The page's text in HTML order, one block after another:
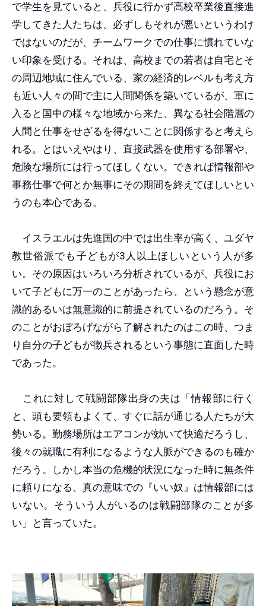
で学生を見ていると、兵役に行かず高校卒業後直接進
学してきた人たちは、必ずしもそれが悪いというわけ
ではないのだが、チームワークでの仕事に慣れていな
い印象を受ける。それは、高校までの若者は自宅とそ
の周辺地域に住んでいる、家の経済的レベルも考え方
も近い人々の間で主に人間関係を築いているが、軍に
入ると国中の様々な地域から来た、異なる社会階層の
人間と仕事をせざるを得ないことに関係すると考えら
れる。とはいえやはり、直接武器を使用する部署や、
危険な場所には行ってほしくない。できれば情報部や
事務仕事で何とか無事にその期間を終えてほしいとい
うのも本心である。
イスラエルは先進国の中では出生率が高く、ユダヤ
教世俗派でも子どもが3人以上ほしいという人が多
い。その原因はいろいろ分析されているが、兵役にお
いて子どもに万一のことがあったら、という懸念が意
識的あるいは無意識的に前提されているのだろう。そ
のことがおぼろげながら了解されたのはこの時、つま
り自分の子どもが徴兵されるという事態に直面した時
であった。
これに対して戦闘部隊出身の夫は「情報部に行く
と、頭も要領もよくて、すぐに話が通じる人たちが大
勢いる。勤務場所はエアコンが効いて快適だろうし、
後々の就職に有利になるような人脈ができるのも確か
だろう。しかし本当の危機的状況になった時に無条件
に頼りになる、真の意味での『いい奴』は情報部には
いない。そういう人がいるのは戦闘部隊のことが多
い」と言っていた。